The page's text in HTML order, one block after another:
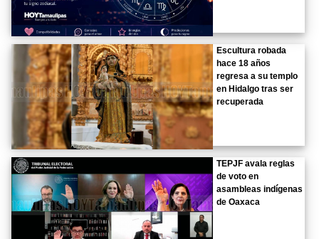
Escultura robada
hace 18 años
regresa a su templo
en Hidalgo tras ser
recuperada
TEPJF avala reglas
de voto en
asambleas indígenas
de Oaxaca